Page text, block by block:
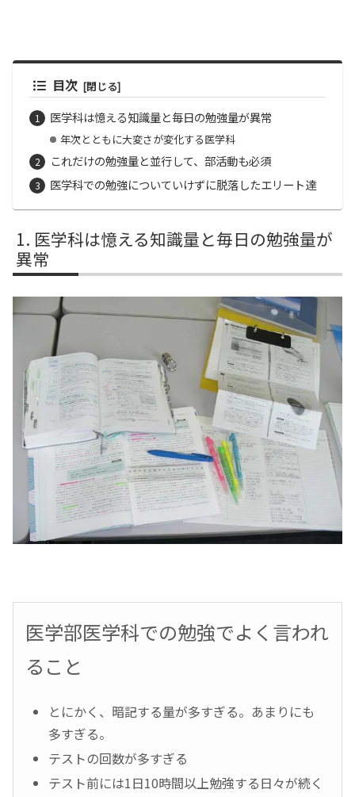
目次
医学科は憶える知識量と毎日の勉強量が異常
年次とともに大変さが変化する医学科
これだけの勉強量と並行して、部活動も必須
医学科での勉強についていけずに脱落したエリート達
医学科は憶える知識量と毎日の勉強量が
異常
医学部医学科での勉強でよく言われ
ること
とにかく、暗記する量が多すぎる。あまりにも
多すぎる。
テストの回数が多すぎる
テスト前には1日10時間以上勉強する日々が続く